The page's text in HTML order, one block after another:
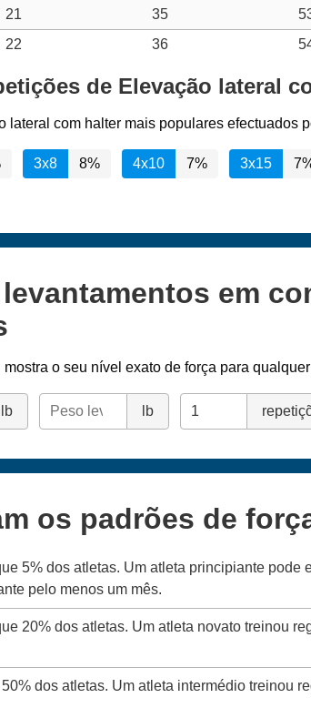
21 35
22
36
de Elevação lateral
lateral com halter mais populares efectuados
3x8 8% 4x10 7% 3x15
em
mostra o seu nível exato de força para
lb lb
os padrões de
5% dos atletas. Um atleta principiante pode
pelo menos um mês.
20% dos atletas. Um atleta novato treinou
dos atletas. Um atleta intermédio treinou